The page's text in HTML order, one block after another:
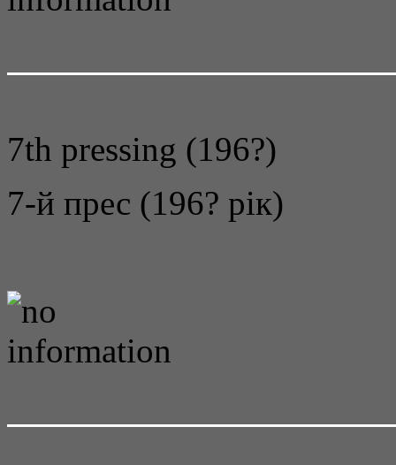
7th pressing (196?)
7-й прес (196? рік)